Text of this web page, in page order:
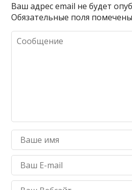
Ваш адрес email не будет
Обязательные поля